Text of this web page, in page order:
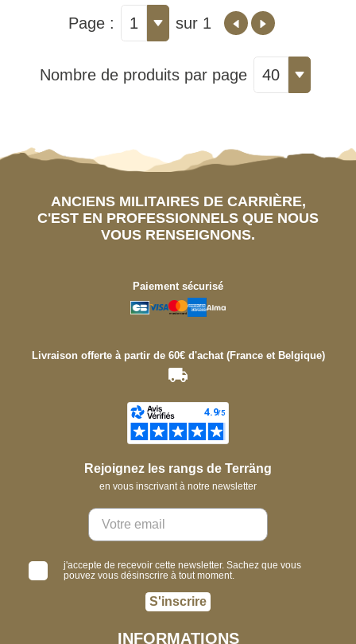
Page : 1 sur 1
Nombre de produits par page 40
ANCIENS MILITAIRES DE CARRIÈRE,
C'EST EN PROFESSIONNELS QUE NOUS
VOUS RENSEIGNONS.
Paiement sécurisé
Livraison offerte à partir de 60€ d'achat (France et Belgique)
Rejoignez les rangs de Terräng
en vous inscrivant à notre newsletter
j'accepte de recevoir cette newsletter. Sachez que vous
pouvez vous désinscrire à tout moment.
S'inscrire
INFORMATIONS